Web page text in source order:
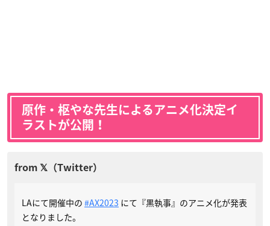
原作・枢やな先生によるアニメ化決定イ
ラストが公開！
LAにて開催中の #AX2023 にて『黒執事』のアニメ化が発表
となりました。